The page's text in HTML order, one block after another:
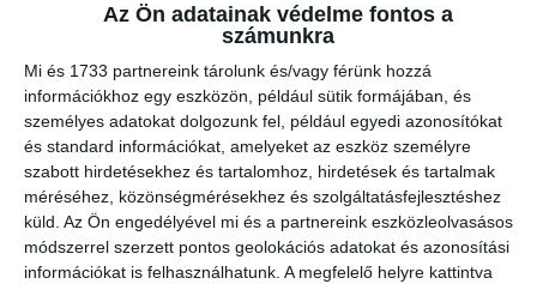
Az Ön adatainak védelme fontos a
számunkra
Mi és 1733 partnereink tárolunk és/vagy férünk hozzá
információkhoz egy eszközön, például sütik formájában, és
személyes adatokat dolgozunk fel, például egyedi azonosítókat
és standard információkat, amelyeket az eszköz személyre
szabott hirdetésekhez és tartalomhoz, hirdetések és tartalmak
méréséhez, közönségmérésekhez és szolgáltatásfejlesztéshez
küld. Az Ön engedélyével mi és a partnereink eszközleolvasásos
módszerrel szerzett pontos geolokációs adatokat és azonosítási
információkat is felhasználhatunk. A megfelelő helyre kattintva